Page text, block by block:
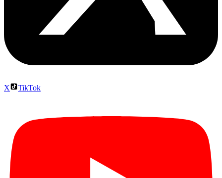
X TikTok